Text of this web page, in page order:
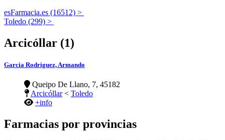
esFarmacia.es (16512) >
Toledo (299) >
Arcicóllar (1)
Garcia Rodriguez, Armando
Queipo De Llano, 7, 45182
Arcicóllar< Toledo
+info
Farmacias por provincias